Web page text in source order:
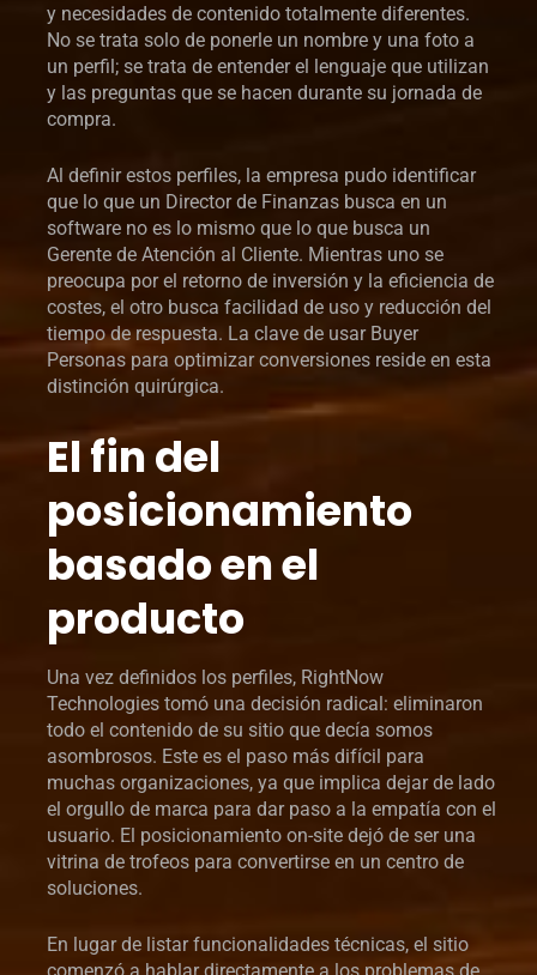
y necesidades de contenido totalmente diferentes.
No se trata solo de ponerle un nombre y una foto a
un perfil; se trata de entender el lenguaje que utilizan
y las preguntas que se hacen durante su jornada de
compra.
Al definir estos perfiles, la empresa pudo identificar
que lo que un Director de Finanzas busca en un
software no es lo mismo que lo que busca un
Gerente de Atención al Cliente. Mientras uno se
preocupa por el retorno de inversión y la eficiencia de
costes, el otro busca facilidad de uso y reducción del
tiempo de respuesta. La clave de usar Buyer
Personas para optimizar conversiones reside en esta
distinción quirúrgica.
El fin del
posicionamiento
basado en el
producto
Una vez definidos los perfiles, RightNow
Technologies tomó una decisión radical: eliminaron
todo el contenido de su sitio que decía somos
asombrosos. Este es el paso más difícil para
muchas organizaciones, ya que implica dejar de lado
el orgullo de marca para dar paso a la empatía con el
usuario. El posicionamiento on-site dejó de ser una
vitrina de trofeos para convertirse en un centro de
soluciones.
En lugar de listar funcionalidades técnicas, el sitio